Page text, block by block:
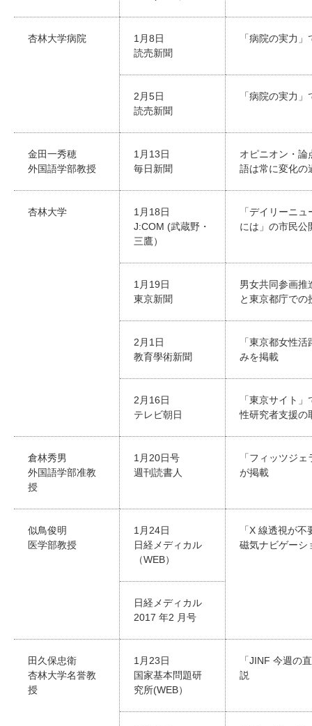
杏林大学病院
1月8日
読売新聞
「病院の実力
2月5日
読売新聞
「病院の実力
金田一秀穂
外国語学部教授
1月13日
毎日新聞
オピニオン・論
語は常に変化の
杏林大学
1月18日
J:COM (武蔵野・
三鷹）
「デイリーニ
には」の市民公
1月19日
東京新聞
男女共同参画推
と東京都庁での
2月1日
教育學術新聞
「東京都女性
みを掲載
2月16日
テレビ朝日
「東京サイト
性研究者支援の
倉林秀男
外国語学部准教
授
1月20日号
週刊読書人
「フィッツジ
が掲載
似鳥俊明
医学部教授
1月24日
日経メディカル
（WEB）
「X 線透視が
磁気ナビゲーシ
日経メディカル
2017 年2 月号
田久保忠衛
杏林大学名誉教
授
1月23日
国家基本問題研
究所(WEB）
「JINF 今週の
説